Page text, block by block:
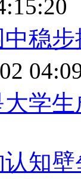
稳
学
知